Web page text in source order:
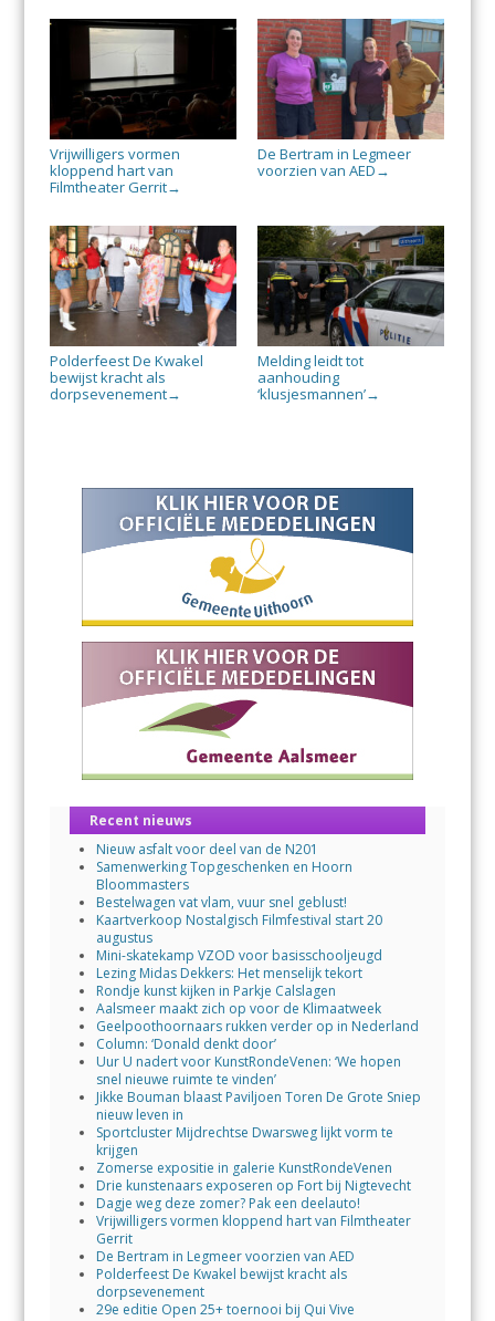
Vrijwilligers vormen
kloppend hart van
Filmtheater Gerrit→
De Bertram in Legmeer
voorzien van AED →
Polderfeest De Kwakel
bewijst kracht als
dorpsevenement→
Melding leidt tot
aanhouding
‘klusjesmannen’→
Recent nieuws
Nieuw asfalt voor deel van de N201
Samenwerking Topgeschenken en Hoorn
Bloommasters
Bestelwagen vat vlam, vuur snel geblust!
Kaartverkoop Nostalgisch Filmfestival start 20
augustus
Mini-skatekamp VZOD voor basisschooljeugd
Lezing Midas Dekkers: Het menselijk tekort
Rondje kunst kijken in Parkje Calslagen
Aalsmeer maakt zich op voor de Klimaatweek
Geelpoothoornaars rukken verder op in Nederland
Column: ‘Donald denkt door’
Uur U nadert voor KunstRondeVenen: ‘We hopen
snel nieuwe ruimte te vinden’
Jikke Bouman blaast Paviljoen Toren De Grote Sniep
nieuw leven in
Sportcluster Mijdrechtse Dwarsweg lijkt vorm te
krijgen
Zomerse expositie in galerie KunstRondeVenen
Drie kunstenaars exposeren op Fort bij Nigtevecht
Dagje weg deze zomer? Pak een deelauto!
Vrijwilligers vormen kloppend hart van Filmtheater
Gerrit
De Bertram in Legmeer voorzien van AED
Polderfeest De Kwakel bewijst kracht als
dorpsevenement
29e editie Open 25+ toernooi bij Qui Vive